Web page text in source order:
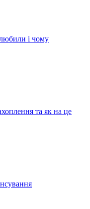
і чому
та як на це